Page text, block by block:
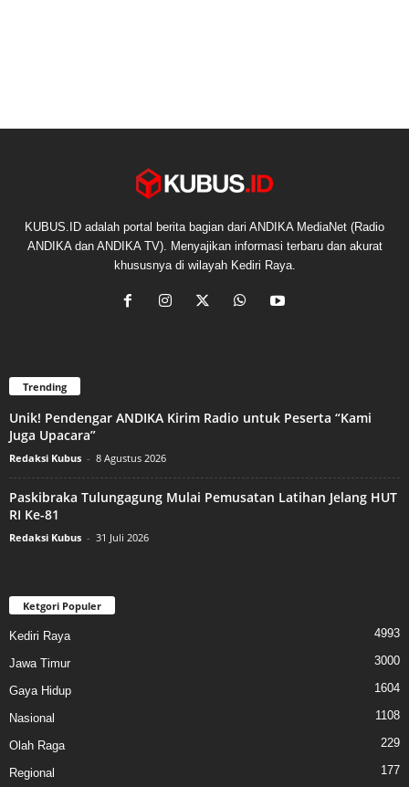
KUBUS.ID adalah portal berita bagian dari ANDIKA MediaNet (Radio
ANDIKA dan ANDIKA TV). Menyajikan informasi terbaru dan akurat
khususnya di wilayah Kediri Raya.
Trending
Unik! Pendengar ANDIKA Kirim Radio untuk Peserta “Kami
Juga Upacara”
Redaksi Kubus - 8 Agustus 2026
Paskibraka Tulungagung Mulai Pemusatan Latihan Jelang HUT
RI Ke-81
Redaksi Kubus - 31 Juli 2026
Ketgori Populer
Kediri Raya 4993
Jawa Timur 3000
Gaya Hidup 1604
Nasional 1108
Olah Raga 229
Regional 177